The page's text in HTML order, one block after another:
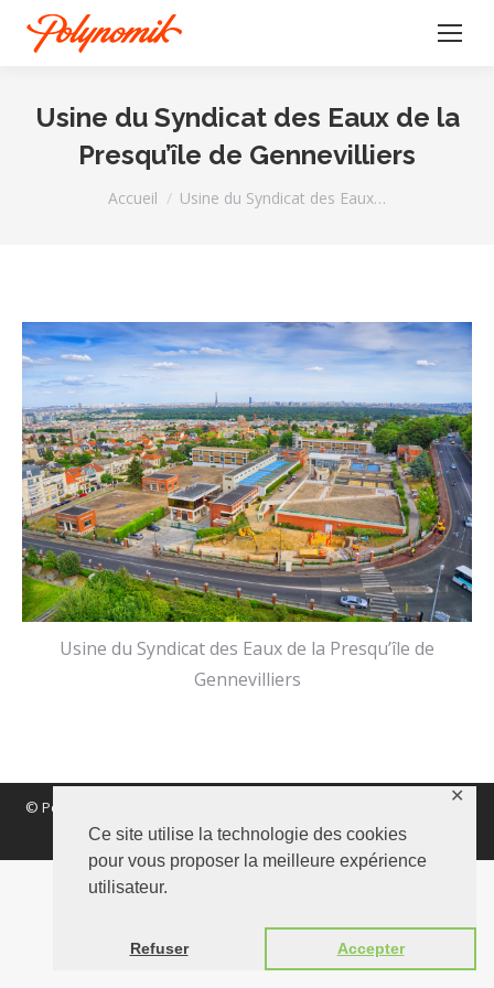
Ce site utilise la technologie des cookies
pour vous proposer la meilleure expérience
utilisateur.
Refuser Accepter
✕
Usine du Syndicat des Eaux de la
Presqu’île de Gennevilliers
Vous êtes ici :
Accueil Usine du Syndicat des Eaux…
Usine du Syndicat des Eaux de la Presqu’île de
Gennevilliers
© Polynomik 2017 |
Confidentialité
| Nous contacter